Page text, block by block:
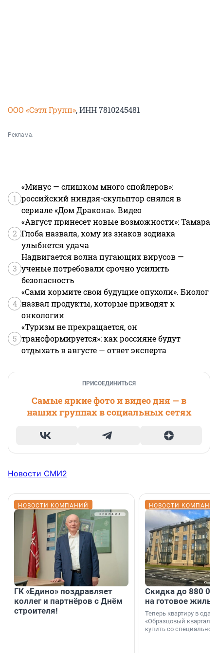
ООО «Сэтл Групп», ИНН 7810245481
Реклама.
1
«Минус — слишком много спойлеров»:
российский ниндзя-скульптор снялся в
сериале «Дом Дракона». Видео
2
«Август принесет новые возможности»: Тамара
Глоба назвала, кому из знаков зодиака
улыбнется удача
3
Надвигается волна пугающих вирусов —
ученые потребовали срочно усилить
безопасность
4
«Сами кормите свои будущие опухоли». Биолог
назвал продукты, которые приводят к
онкологии
5
«Туризм не прекращается, он
трансформируется»: как россияне будут
отдыхать в августе — ответ эксперта
ПРИСОЕДИНИТЬСЯ
Самые яркие фото и видео дня — в
наших группах в социальных сетях
Новости СМИ2
НОВОСТИ КОМПАНИЙ
ГК «Едино» поздравляет
коллег и партнёров с Днём
строителя!
НОВОСТИ
Скидка до 880
на готовое
Теперь квартиру в
«Образцовый квартал
купить со специальной